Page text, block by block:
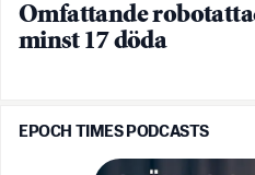
Omfattande
minst 17 döda
EPOCH TIMES PODCASTS